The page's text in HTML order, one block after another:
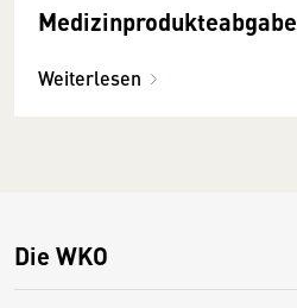
Medizinprodukteabgabe
Weiterlesen
Die WKO